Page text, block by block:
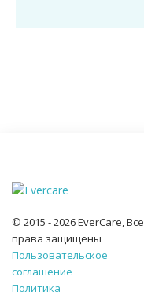
© 2015 - 2026 EverCare, Все
права защищены
Пользовательское
соглашение
Политика